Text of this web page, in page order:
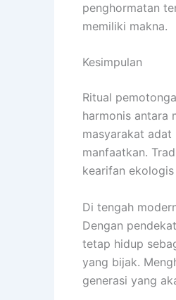
penghormatan
memiliki makna.
Kesimpulan
Ritual
harmonis antara
masyarakat adat
manfaatkan.
kearifan
Di tengah
Dengan
tetap hidup
yang bijak.
generasi yang